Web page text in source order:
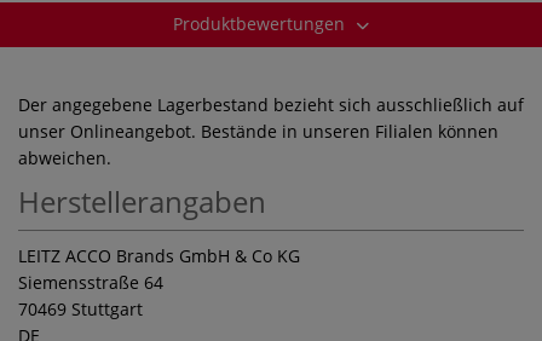
Produktbewertungen
Der angegebene Lagerbestand bezieht sich ausschließlich auf
unser Onlineangebot. Bestände in unseren Filialen können
abweichen.
Herstellerangaben
LEITZ ACCO Brands GmbH & Co KG
Siemensstraße 64
70469 Stuttgart
DE